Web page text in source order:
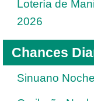
Lotería de
2026
Chances
Sinuano